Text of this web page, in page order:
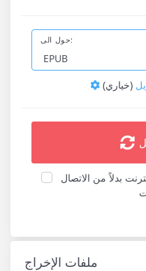
حول الى:
(خياري)
بدلاً من الاتصال
ملفات الإخراج